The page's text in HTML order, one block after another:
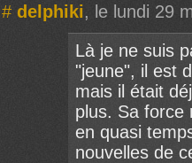
# delphiki, le lundi 29
Là je ne suis
"jeune", il est
mais il était
plus. Sa force
en quasi
nouvelles de